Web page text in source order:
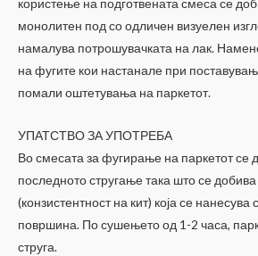
монолитен под со одличен визуелен
намалува потрошувачката на лак.
на фугите кои настанале при
помали оштетувања на паркетот.
УПАТСТВО ЗА УПОТРЕБА
Во смесата за фугирање на паркетот се
последното стругање така што се добива
(конзистентност на кит) која се
површина. По сушењето од 1-2 часа,
струга.